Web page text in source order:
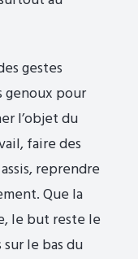
gestes
genoux pour
l’objet du
faire des
reprendre
Que la
le but reste le
le bas du